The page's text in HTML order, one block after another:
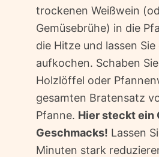
trockenen Weißwein
Gemüsebrühe) in die
die Hitze und lassen
aufkochen. Schaben
Holzlöffel oder
gesamten Bratensatz
Pfanne. Hier steckt ein
Geschmacks! Lassen
Minuten stark